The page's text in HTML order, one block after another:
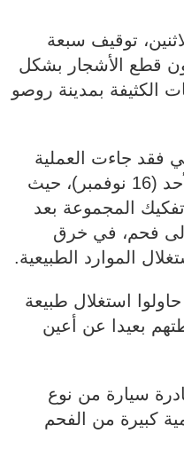
توقيف سبعة
قطع الأشجار بشكل
الكثيفة بمدينة روصو
فقد جاءت العملية
خلال دورية اعتيادية أمس الأحد (16 نوفمبر)، حيث
المجموعة بعد
فحم، في خرق
الموارد الطبيعية.
استغلال طبيعة
بعيدا عن أعين
سيارة من نوع
كبيرة من الفحم